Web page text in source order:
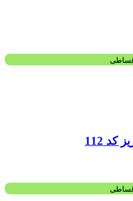
112